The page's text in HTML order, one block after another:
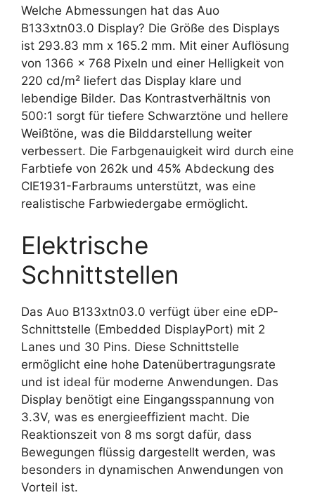
Welche Abmessungen hat das Auo
B133xtn03.0 Display? Die Größe des Displays
ist 293.83 mm x 165.2 mm. Mit einer Auflösung
von 1366 x 768 Pixeln und einer Helligkeit von
220 cd/m² liefert das Display klare und
lebendige Bilder. Das Kontrastverhältnis von
500:1 sorgt für tiefere Schwarztöne und hellere
Weißtöne, was die Bilddarstellung weiter
verbessert. Die Farbgenauigkeit wird durch eine
Farbtiefe von 262k und 45% Abdeckung des
CIE1931-Farbraums unterstützt, was eine
realistische Farbwiedergabe ermöglicht.
Elektrische
Schnittstellen
Das Auo B133xtn03.0 verfügt über eine eDP-
Schnittstelle (Embedded DisplayPort) mit 2
Lanes und 30 Pins. Diese Schnittstelle
ermöglicht eine hohe Datenübertragungsrate
und ist ideal für moderne Anwendungen. Das
Display benötigt eine Eingangsspannung von
3.3V, was es energieeffizient macht. Die
Reaktionszeit von 8 ms sorgt dafür, dass
Bewegungen flüssig dargestellt werden, was
besonders in dynamischen Anwendungen von
Vorteil ist.